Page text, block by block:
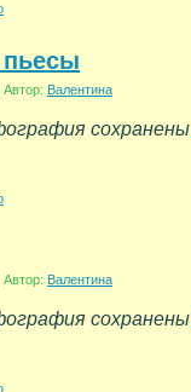
пьесы
Автор: Валентина
сохранены
Автор: Валентина
сохранены